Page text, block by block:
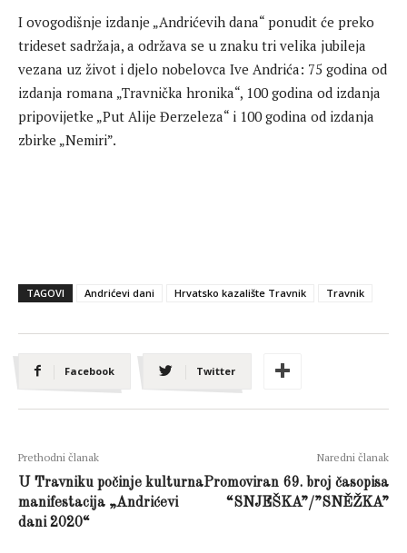
I ovogodišnje izdanje „Andrićevih dana“ ponudit će preko
trideset sadržaja, a održava se u znaku tri velika jubileja
vezana uz život i djelo nobelovca Ive Andrića: 75 godina od
izdanja romana „Travnička hronika“, 100 godina od izdanja
pripovijetke „Put Alije Đerzeleza“ i 100 godina od izdanja
zbirke „Nemiri”.
TAGOVI Andrićevi dani Hrvatsko kazalište Travnik Travnik
Facebook Twitter
Prethodni članak
U Travniku počinje kulturna
manifestacija „Andrićevi
dani 2020“
Naredni članak
Promoviran 69. broj časopisa
“SNJEŠKA”/”SNĚŽKA”